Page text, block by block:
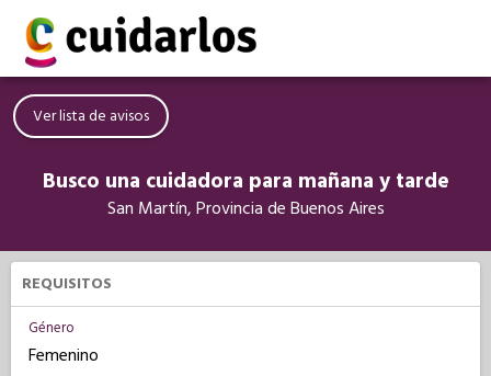
Ver lista de avisos
Busco una cuidadora para mañana y tarde
San Martín, Provincia de Buenos Aires
REQUISITOS
Género
Femenino